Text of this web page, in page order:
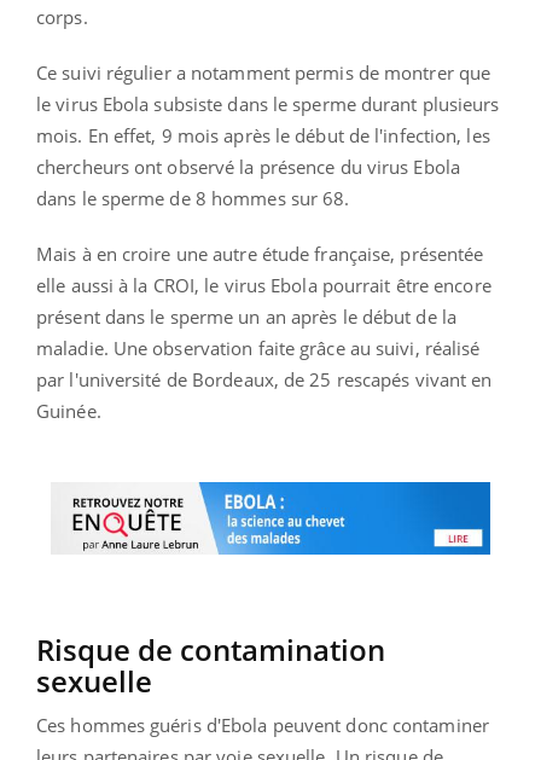
corps.
Ce suivi régulier a notamment permis de montrer que
le virus Ebola subsiste dans le sperme durant plusieurs
mois. En effet, 9 mois après le début de l'infection, les
chercheurs ont observé la présence du virus Ebola
dans le sperme de 8 hommes sur 68.
Mais à en croire une autre étude française, présentée
elle aussi à la CROI, le virus Ebola pourrait être encore
présent dans le sperme un an après le début de la
maladie. Une observation faite grâce au suivi, réalisé
par l'université de Bordeaux, de 25 rescapés vivant en
Guinée.
Risque de contamination
sexuelle
Ces hommes guéris d'Ebola peuvent donc contaminer